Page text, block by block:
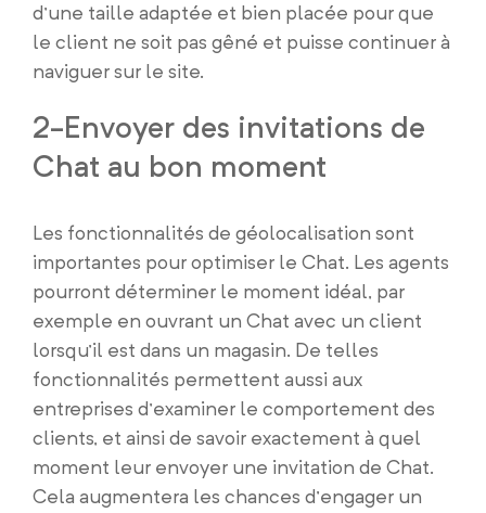
d’une taille adaptée et bien placée pour que
le client ne soit pas gêné et puisse continuer à
naviguer sur le site.
2-Envoyer des invitations de
Chat au bon moment
Les fonctionnalités de géolocalisation sont
importantes pour optimiser le Chat. Les agents
pourront déterminer le moment idéal, par
exemple en ouvrant un Chat avec un client
lorsqu’il est dans un magasin. De telles
fonctionnalités permettent aussi aux
entreprises d’examiner le comportement des
clients, et ainsi de savoir exactement à quel
moment leur envoyer une invitation de Chat.
Cela augmentera les chances d’engager un